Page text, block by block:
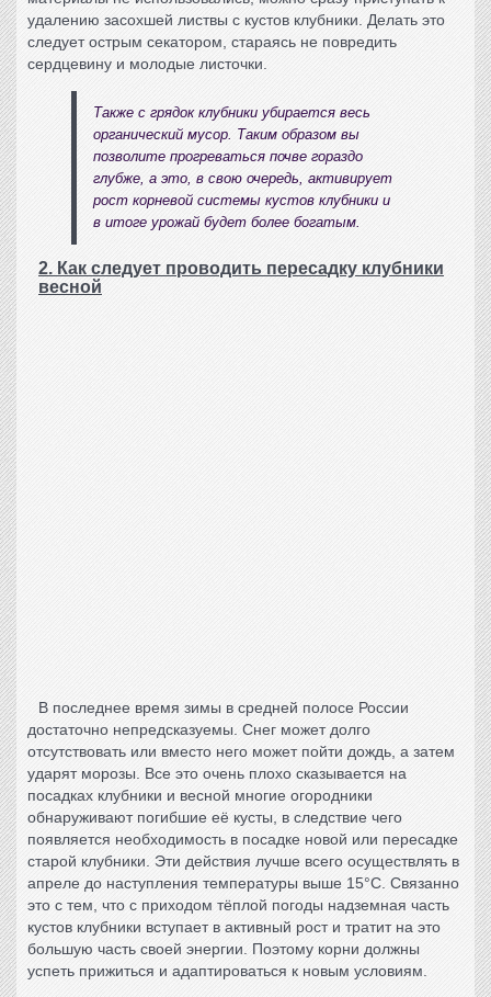
удалению засохшей листвы с кустов клубники. Делать это
следует острым секатором, стараясь не повредить
сердцевину и молодые листочки.
Также с грядок клубники убирается весь
органический мусор. Таким образом вы
позволите прогреваться почве гораздо
глубже, а это, в свою очередь, активирует
рост корневой системы кустов клубники и
в итоге урожай будет более богатым.
2. Как следует проводить пересадку клубники
весной
В последнее время зимы в средней полосе России
достаточно непредсказуемы. Снег может долго
отсутствовать или вместо него может пойти дождь, а затем
ударят морозы. Все это очень плохо сказывается на
посадках клубники и весной многие огородники
обнаруживают погибшие её кусты, в следствие чего
появляется необходимость в посадке новой или пересадке
старой клубники. Эти действия лучше всего осуществлять в
апреле до наступления температуры выше 15°С. Связанно
это с тем, что с приходом тёплой погоды надземная часть
кустов клубники вступает в активный рост и тратит на это
большую часть своей энергии. Поэтому корни должны
успеть прижиться и адаптироваться к новым условиям.